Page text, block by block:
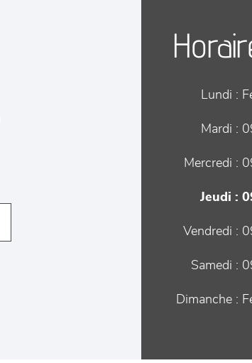
Lundi :
Mardi :
Mercredi :
Jeudi :
Vendredi :
Samedi :
Dimanche :